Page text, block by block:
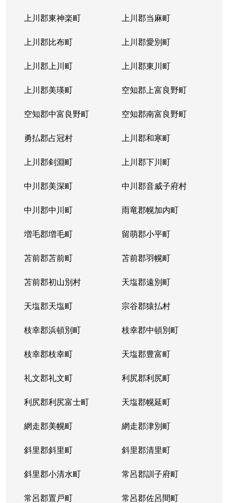
上川郡東神楽町 上川郡当麻町
上川郡比布町 上川郡愛別町
上川郡上川町 上川郡東川町
上川郡美瑛町 空知郡上富良野町
空知郡中富良野町 空知郡南富良野町
勇払郡占冠村 上川郡和寒町
上川郡剣淵町 上川郡下川町
中川郡美深町 中川郡音威子府村
中川郡中川町 雨竜郡幌加内町
増毛郡増毛町 留萌郡小平町
苫前郡苫前町 苫前郡羽幌町
苫前郡初山別村 天塩郡遠別町
天塩郡天塩町 宗谷郡猿払村
枝幸郡浜頓別町 枝幸郡中頓別町
枝幸郡枝幸町 天塩郡豊富町
礼文郡礼文町 利尻郡利尻町
利尻郡利尻富士町 天塩郡幌延町
網走郡美幌町 網走郡津別町
斜里郡斜里町 斜里郡清里町
斜里郡小清水町 常呂郡訓子府町
常呂郡置戸町 常呂郡佐呂間町